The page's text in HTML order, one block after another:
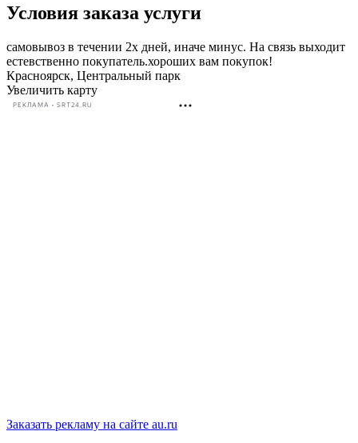
Условия заказа услуги
самовывоз в течении 2х дней, иначе минус. На связь выходит
естевственно покупатель.хороших вам покупок!
Красноярск, Центральный парк
Увеличить карту
РЕКЛАМА • SRT24.RU
Заказать рекламу на сайте au.ru